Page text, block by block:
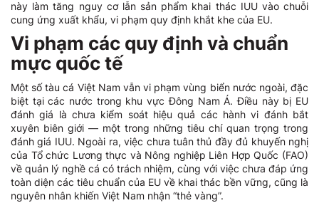
này làm tăng nguy cơ lẫn sản phẩm khai thác IUU vào chuỗi
cung ứng xuất khẩu, vi phạm quy định khắt khe của EU.
Vi phạm các quy định và chuẩn
mực quốc tế
Một số tàu cá Việt Nam vẫn vi phạm vùng biển nước ngoài, đặc
biệt tại các nước trong khu vực Đông Nam Á. Điều này bị EU
đánh giá là chưa kiểm soát hiệu quả các hành vi đánh bắt
xuyên biên giới — một trong những tiêu chí quan trọng trong
đánh giá IUU. Ngoài ra, việc chưa tuân thủ đầy đủ khuyến nghị
của Tổ chức Lương thực và Nông nghiệp Liên Hợp Quốc (FAO)
về quản lý nghề cá có trách nhiệm, cùng với việc chưa đáp ứng
toàn diện các tiêu chuẩn của EU về khai thác bền vững, cũng là
nguyên nhân khiến Việt Nam nhận “thẻ vàng”.